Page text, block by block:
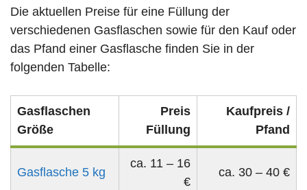
Die aktuellen Preise für eine Füllung der
verschiedenen Gasflaschen sowie für den Kauf oder
das Pfand einer Gasflasche finden Sie in der
folgenden Tabelle:
Gasflaschen
Größe
Preis
Füllung
Kaufpreis /
Pfand
Gasflasche 5 kg
ca. 11 – 16
€
ca. 30 – 40 €